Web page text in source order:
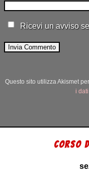
Ricevi un avviso
Questo sito utilizza Akismet
i
CORSO